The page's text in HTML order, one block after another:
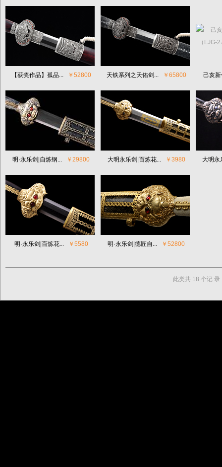
【获奖作品】孤品... ￥52800 天铁系列之天佑剑... ￥65800 己亥
明·永乐剑|自炼钢... ￥29800 大明永乐剑|百炼花... ￥3980 大明永
明·永乐剑|百炼花... ￥5580 明·永乐剑|德匠自... ￥52800
此类共 18 个记 录